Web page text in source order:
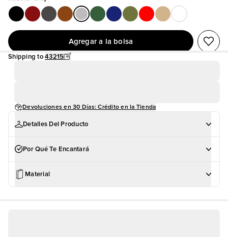
Agregar a la bolsa
Shipping to 43215
Devoluciones en 30 Días: Crédito en la Tienda
Detalles Del Producto
Por Qué Te Encantará
Material